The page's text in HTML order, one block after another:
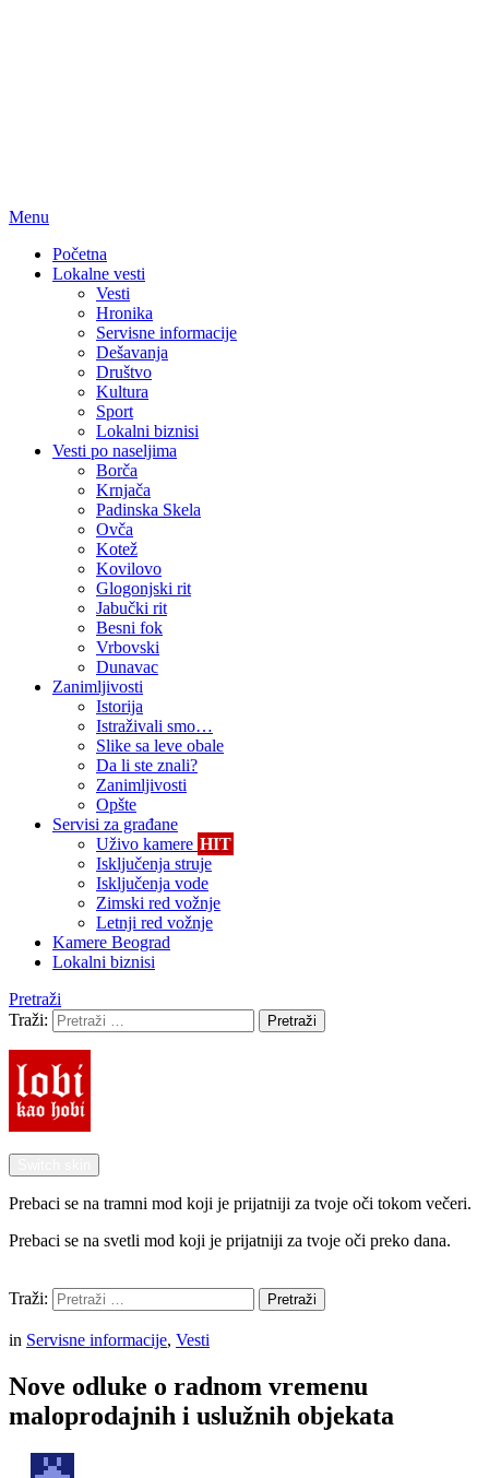
Menu
Početna
Lokalne vesti
Vesti
Hronika
Servisne informacije
Dešavanja
Društvo
Kultura
Sport
Lokalni biznisi
Vesti po naseljima
Borča
Krnjača
Padinska Skela
Ovča
Kotež
Kovilovo
Glogonjski rit
Jabučki rit
Besni fok
Vrbovski
Dunavac
Zanimljivosti
Istorija
Istraživali smo…
Slike sa leve obale
Da li ste znali?
Zanimljivosti
Opšte
Servisi za građane
Uživo kamere HIT
Isključenja struje
Isključenja vode
Zimski red vožnje
Letnji red vožnje
Kamere Beograd
Lokalni biznisi
Pretraži
Traži:
Pretraži
Prebaci se na tramni mod koji je prijatniji za tvoje oči tokom večeri.
Prebaci se na svetli mod koji je prijatniji za tvoje oči preko dana.
Traži:
Pretraži
in Servisne informacije, Vesti
Nove odluke o radnom vremenu
maloprodajnih i uslužnih objekata